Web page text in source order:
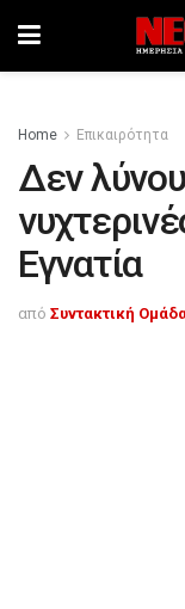
Home Επικαιρότητα
Δεν
Εγνατία
από Συντακτική